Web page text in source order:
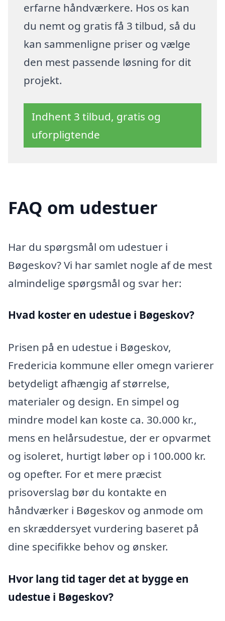
erfarne håndværkere. Hos os kan
du nemt og gratis få 3 tilbud, så du
kan sammenligne priser og vælge
den mest passende løsning for dit
projekt.
Indhent 3 tilbud, gratis og
uforpligtende
FAQ om udestuer
Har du spørgsmål om udestuer i
Bøgeskov? Vi har samlet nogle af de mest
almindelige spørgsmål og svar her:
Hvad koster en udestue i Bøgeskov?
Prisen på en udestue i Bøgeskov,
Fredericia kommune eller omegn varierer
betydeligt afhængig af størrelse,
materialer og design. En simpel og
mindre model kan koste ca. 30.000 kr.,
mens en helårsudestue, der er opvarmet
og isoleret, hurtigt løber op i 100.000 kr.
og opefter. For et mere præcist
prisoverslag bør du kontakte en
håndværker i Bøgeskov og anmode om
en skræddersyet vurdering baseret på
dine specifikke behov og ønsker.
Hvor lang tid tager det at bygge en
udestue i Bøgeskov?